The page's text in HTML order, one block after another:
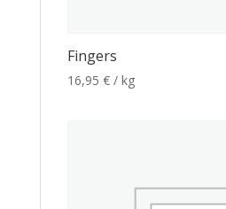
Fingers
16,95 € / kg